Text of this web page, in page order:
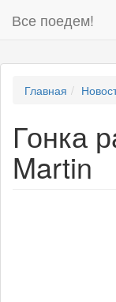
Все поедем!
Главная
Гонка
Martin